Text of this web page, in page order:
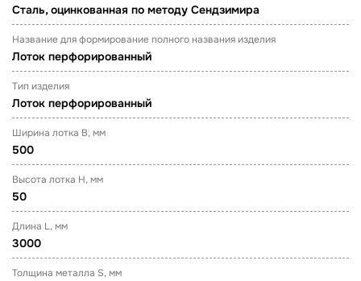
Сталь, оцинкованная по методу Сендзимира
Название для формирование полного названия изделия
Лоток перфорированный
Тип изделия
Лоток перфорированный
Ширина лотка B, мм
500
Высота лотка H, мм
50
Длина L, мм
3000
Толщина металла S, мм